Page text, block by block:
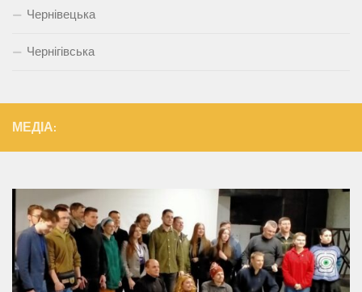
Чернівецька
Чернігівська
МЕДІА: